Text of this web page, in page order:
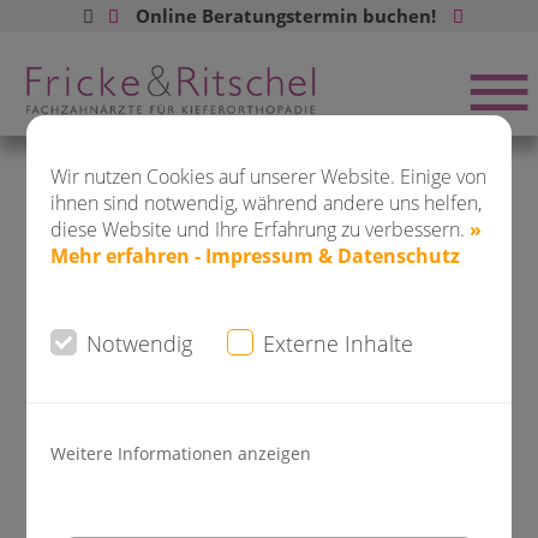
Wir nutzen Cookies auf unserer Website. Einige von
ihnen sind notwendig, während andere uns helfen,
diese Website und Ihre Erfahrung zu verbessern. »
Mehr erfahren - Impressum & Datenschutz
Notwendig Externe Inhalte
Weitere Informationen anzeigen
Buchen Sie jetzt ONLINE Ihren
Saarlandstr. 80 - 82
Hagener Str. 310
Online Beratungstermin buchen!